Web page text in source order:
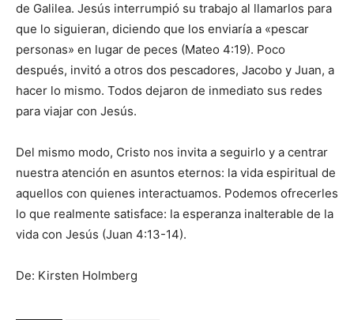
de Galilea. Jesús interrumpió su trabajo al llamarlos para
que lo siguieran, diciendo que los enviaría a «pescar
personas» en lugar de peces (Mateo 4:19). Poco
después, invitó a otros dos pescadores, Jacobo y Juan, a
hacer lo mismo. Todos dejaron de inmediato sus redes
para viajar con Jesús.
Del mismo modo, Cristo nos invita a seguirlo y a centrar
nuestra atención en asuntos eternos: la vida espiritual de
aquellos con quienes interactuamos. Podemos ofrecerles
lo que realmente satisface: la esperanza inalterable de la
vida con Jesús (Juan 4:13-14).
De: Kirsten Holmberg